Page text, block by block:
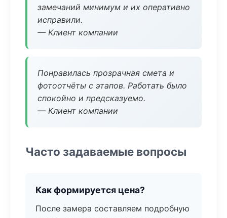
замечаний минимум и их оперативно
исправили.
— Клиент компании
Понравилась прозрачная смета и
фотоотчёты с этапов. Работать было
спокойно и предсказуемо.
— Клиент компании
Часто задаваемые вопросы
Как формируется цена?
После замера составляем подробную